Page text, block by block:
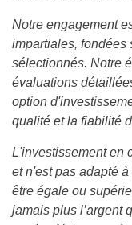
Notre engagement
impartiales, fondées
sélectionnés. Notre
évaluations
option
qualité et la fiabilité
L'investissement en
et n'est pas adapté
être égale ou
jamais plus l’argent